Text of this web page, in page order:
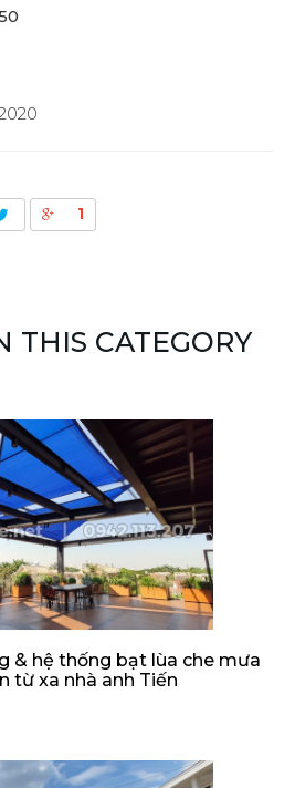
1
THIS CATEGORY
& hệ thống bạt lùa che mưa
từ xa nhà anh Tiến